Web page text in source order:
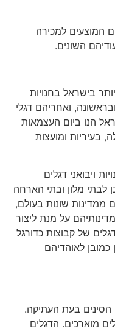
המוצעים למכירה
השונים.
בישראל בחנויות
ואחריהם דגלי
הנו ביום העצמאות
בעיריות ומועצות
ויבואני דגלים
לבתי מלון ובתי הארחה
ממדינות שונות בעולם,
על מנת ליצור
של קבוצות כדורגל
כמובן לאוהדיהם
הסינים בעת העתיקה.
מוארכים. הדגלים